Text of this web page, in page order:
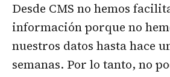
Desde CMS no hemos
información porque no
nuestros datos hasta hace
semanas. Por lo tanto, no